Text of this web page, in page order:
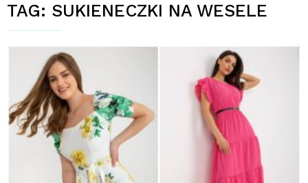
TAG: SUKIENECZKI NA WESELE